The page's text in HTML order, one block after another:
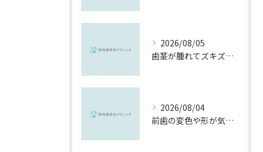
2026/08/05
歯茎が腫れてズキズキ痛む時の応急処置と、早めに受診すべき理由
2026/08/04
前歯の変色や形が気になる…削らずにきれいに整える「ダイレクトボンディング」とは？